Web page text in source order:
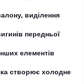
виділення
передньої
елементів
створює холодне